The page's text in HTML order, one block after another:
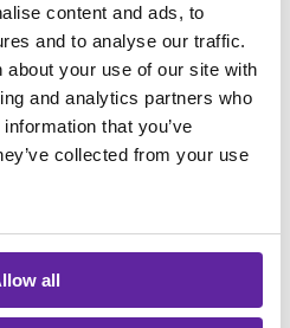
content and ads, to
and to analyse our traffic.
about your use of our site with
and analytics partners who
that you’ve
collected from your use
all
ved
der, opdagede
sikkerhed var. Jeg
hvordan
samfund har gjort
fokusområde
internationalt